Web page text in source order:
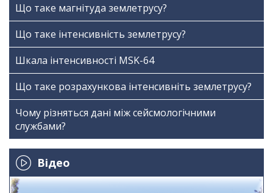
Що таке магнітуда землетрусу?
Що таке інтенсивність землетрусу?
Шкала інтенсивності МSK-64
Що таке розрахункова інтенсивніть землетрусу?
Чому різняться дані між сейсмологічними
службами?
Відео